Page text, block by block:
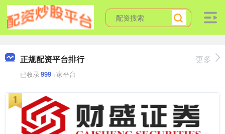
正规配资平台排行
已收录999+家平台
更多